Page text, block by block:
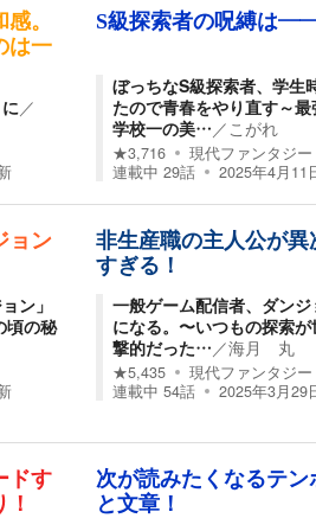
。
は一
／
S級探索者の呪縛は――
ぼっちなS級探索者、学生
たので青春をやり直す～
学校一の美…／ こがれ
★3,716
現代ファンタジー
連載中 29話 2025年4月11
ョン
ン」
頃の秘
非生産職の主人公が異
すぎる！
一般ゲーム配信者、ダン
になる。〜いつもの探索
撃的だった…／海月 丸
★5,435
現代ファンタジー
連載中 54話 2025年3月29
ドす
次が読みたくなるテン
と文章！